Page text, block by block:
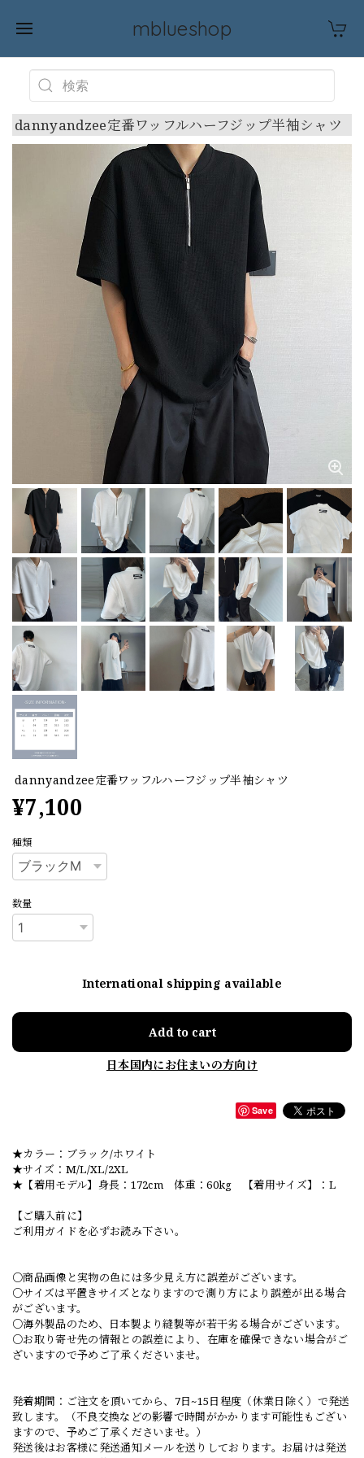
mblueshop
dannyandzee定番ワッフルハーフジップ半袖シャツ
dannyandzee定番ワッフルハーフジップ半袖シャツ
¥7,100
種類
数量
International shipping available
Add to cart
日本国内にお住まいの方向け
Save
★カラー：ブラック/ホワイト
★サイズ：M/L/XL/2XL
★【着用モデル】身長：172cm 体重：60kg 【着用サイズ】：L
【ご購入前に】
ご利用ガイドを必ずお読み下さい。
○商品画像と実物の色には多少見え方に誤差がございます。
○サイズは平置きサイズとなりますので測り方により誤差が出る場合
がございます。
○海外製品のため、日本製より縫製等が若干劣る場合がございます。
○お取り寄せ先の情報との誤差により、在庫を確保できない場合がご
ざいますので予めご了承くださいませ。
発着期間：ご注文を頂いてから、7日~15日程度（休業日除く）で発送
致します。（不良交換などの影響で時間がかかります可能性もござい
ますので、予めご了承くださいませ。）
発送後はお客様に発送通知メールを送りしております。お届けは発送